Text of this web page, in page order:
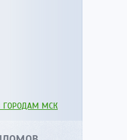
ГОРОДАМ МСК